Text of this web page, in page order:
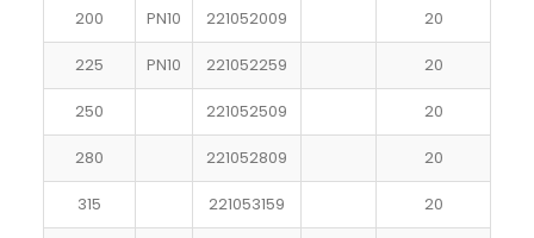
200 PN10 221052009 20
225 PN10 221052259 20
250 221052509 20
280 221052809 20
315 221053159 20